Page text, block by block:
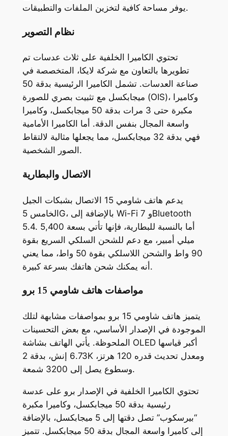
يوفر مساحة كافية لتخزين الملفات والتطبيقات.
نظام التصوير
تحتوي الكاميرا الخلفية على ثلاث عدسات تم
تطويرها بالتعاون مع شركة لايكا، المتخصصة في
صناعة العدسات. تشمل الكاميرا الرئيسية بدقة 50
ميجابكسل مع تثبيت بصري للصورة (OIS)، وكاميرا
مكبرة حتى 3 مرات بدقة 50 ميجابكسل، وكاميرا
واسعة المجال بنفس الدقة. أما الكاميرا الأمامية
فهي بدقة 32 ميجابكسل، مما يجعلها مثالية لالتقاط
الصور الشخصية.
الاتصال والبطارية
يدعم هاتف شاومي 15 الاتصال بشبكات الجيل
الخامس 5G، بالإضافة إلى Wi-Fi 7 وBluetooth
5.4. أما بالنسبة للبطارية، فإنها تأتي بسعة 5,400
ميلي أمبير، مع دعم للشحن السلكي السريع بقوة
90 واط والشحن اللاسلكي بقوة 50 واط، مما يعني
أنه يمكنك شحن هاتفك بسرعة كبيرة.
مواصفات هاتف شاومي 15 برو
يتميز هاتف شاومي 15 برو بمواصفات مشابهة لتلك
الموجودة في الإصدار الأساسي، مع بعض التحسينات
الملحوظة. يأتي الهاتف بشاشة OLED أكبر قياسها
6.73 إنش، بدقة 2K ومعدل تحديث قدره 120 هرتز،
وسطوع يصل إلى 3200 شمعة.
تحتوي الكاميرا الخلفية في الإصدار برو على عدسة
رئيسية بدقة 50 ميجابكسل، وكاميرا مكبرة
“بيرسكوب” تصل دقتها إلى 5 ميجابكسل، بالإضافة
إلى كاميرا واسعة المجال بدقة 50 ميجابكسل. تتميز